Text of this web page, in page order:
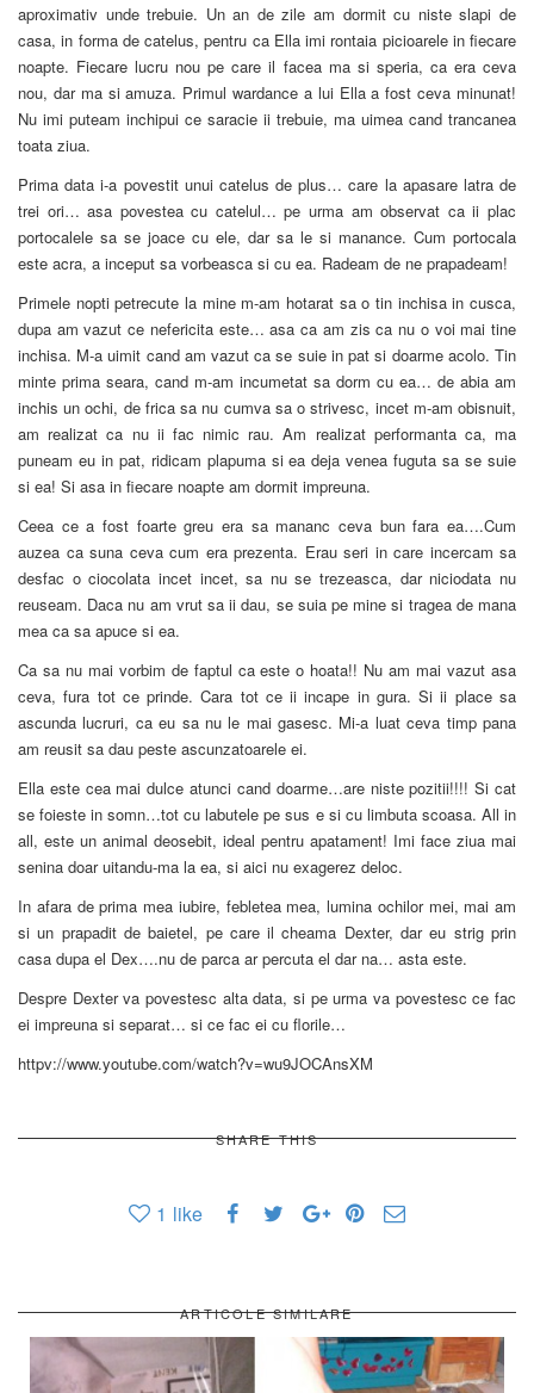
aproximativ unde trebuie. Un an de zile am dormit cu niste slapi de
casa, in forma de catelus, pentru ca Ella imi rontaia picioarele in fiecare
noapte. Fiecare lucru nou pe care il facea ma si speria, ca era ceva
nou, dar ma si amuza. Primul wardance a lui Ella a fost ceva minunat!
Nu imi puteam inchipui ce saracie ii trebuie, ma uimea cand trancanea
toata ziua.
Prima data i-a povestit unui catelus de plus… care la apasare latra de
trei ori… asa povestea cu catelul… pe urma am observat ca ii plac
portocalele sa se joace cu ele, dar sa le si manance. Cum portocala
este acra, a inceput sa vorbeasca si cu ea. Radeam de ne prapadeam!
Primele nopti petrecute la mine m-am hotarat sa o tin inchisa in cusca,
dupa am vazut ce nefericita este… asa ca am zis ca nu o voi mai tine
inchisa. M-a uimit cand am vazut ca se suie in pat si doarme acolo. Tin
minte prima seara, cand m-am incumetat sa dorm cu ea… de abia am
inchis un ochi, de frica sa nu cumva sa o strivesc, incet m-am obisnuit,
am realizat ca nu ii fac nimic rau. Am realizat performanta ca, ma
puneam eu in pat, ridicam plapuma si ea deja venea fuguta sa se suie
si ea! Si asa in fiecare noapte am dormit impreuna.
Ceea ce a fost foarte greu era sa mananc ceva bun fara ea….Cum
auzea ca suna ceva cum era prezenta. Erau seri in care incercam sa
desfac o ciocolata incet incet, sa nu se trezeasca, dar niciodata nu
reuseam. Daca nu am vrut sa ii dau, se suia pe mine si tragea de mana
mea ca sa apuce si ea.
Ca sa nu mai vorbim de faptul ca este o hoata!! Nu am mai vazut asa
ceva, fura tot ce prinde. Cara tot ce ii incape in gura. Si ii place sa
ascunda lucruri, ca eu sa nu le mai gasesc. Mi-a luat ceva timp pana
am reusit sa dau peste ascunzatoarele ei.
Ella este cea mai dulce atunci cand doarme…are niste pozitii!!!! Si cat
se foieste in somn…tot cu labutele pe sus e si cu limbuta scoasa. All in
all, este un animal deosebit, ideal pentru apatament! Imi face ziua mai
senina doar uitandu-ma la ea, si aici nu exagerez deloc.
In afara de prima mea iubire, febletea mea, lumina ochilor mei, mai am
si un prapadit de baietel, pe care il cheama Dexter, dar eu strig prin
casa dupa el Dex….nu de parca ar percuta el dar na… asta este.
Despre Dexter va povestesc alta data, si pe urma va povestesc ce fac
ei impreuna si separat… si ce fac ei cu florile…
httpv://www.youtube.com/watch?v=wu9JOCAnsXM
SHARE THIS
1 like
ARTICOLE SIMILARE